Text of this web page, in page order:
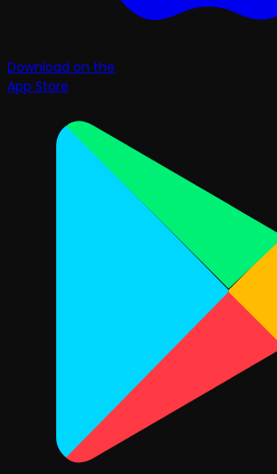
Download on the
App Store